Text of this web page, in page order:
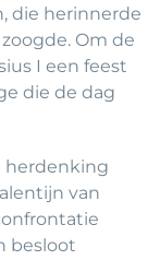
die herinnerde
Om de
I een feest
die de dag
herdenking
van
besloot